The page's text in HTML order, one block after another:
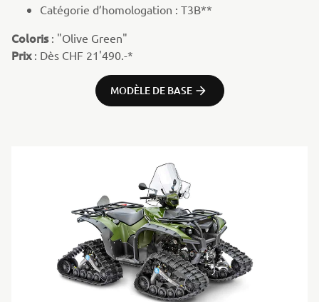
Catégorie d’homologation : T3B**
Coloris : "Olive Green"
Prix : Dès CHF 21'490.-*
MODÈLE DE BASE